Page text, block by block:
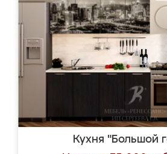
Кухня "Большой